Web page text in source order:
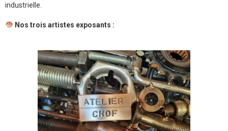
industrielle.
Nos trois artistes exposants :